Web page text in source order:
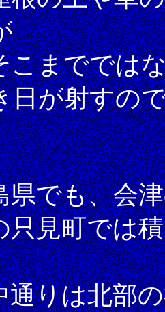
こまででは
日が射すの
県でも、会
只見町では
通りは北部